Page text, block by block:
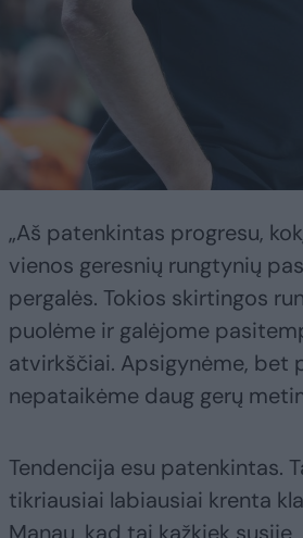
„Aš patenkintas progresu,
vienos geresnių rungtynių
pergalės. Tokios skirtingos
puolėme ir galėjome
atvirkščiai. Apsigynėme, bet
nepataikėme daug gerų
Tendencija esu patenkintas.
tikriausiai labiausiai krenta